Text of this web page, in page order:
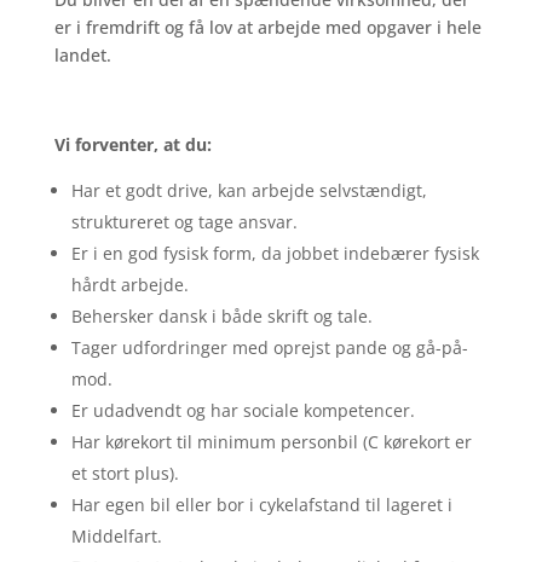
er i fremdrift og få lov at arbejde med opgaver i hele
landet.
Vi forventer, at du:
Har et godt drive, kan arbejde selvstændigt,
struktureret og tage ansvar.
Er i en god fysisk form, da jobbet indebærer fysisk
hårdt arbejde.
Behersker dansk i både skrift og tale.
Tager udfordringer med oprejst pande og gå-på-
mod.
Er udadvendt og har sociale kompetencer.
Har kørekort til minimum personbil (C kørekort er
et stort plus).
Har egen bil eller bor i cykelafstand til lageret i
Middelfart.